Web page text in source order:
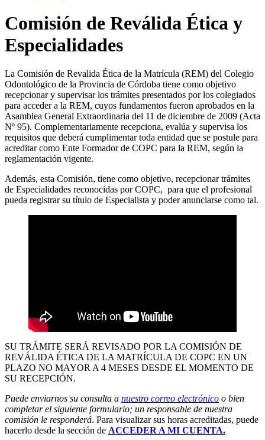
Comisión de Reválida Ética y
Especialidades
La Comisión de Revalida Ética de la Matrícula (REM) del Colegio
Odontológico de la Provincia de Córdoba tiene como objetivo
recepcionar y supervisar los trámites presentados por los colegiados
para acceder a la REM, cuyos fundamentos fueron aprobados en la
Asamblea General Extraordinaria del 11 de diciembre de 2009 (Acta
Nº 95). Complementariamente recepciona, evalúa y supervisa los
requisitos que deberá cumplimentar toda entidad que se postule para
acreditar como Ente Formador de COPC para la REM, según la
reglamentación vigente.
Además, esta Comisión, tiene como objetivo, recepcionar trámites
de Especialidades reconocidas por COPC, para que el profesional
pueda registrar su título de Especialista y poder anunciarse como tal.
SU TRÁMITE SERÁ REVISADO POR LA COMISIÓN DE
REVÁLIDA ÉTICA DE LA MATRÍCULA DE COPC EN UN
PLAZO NO MAYOR A 4 MESES DESDE EL MOMENTO DE
SU RECEPCIÓN.
Puede enviarnos su consulta a nuestro correo electrónico o bien
completar el siguiente formulario; un responsable de nuestra
comisión le responderá. Para visualizar sus horas acreditadas, puede
hacerlo desde la sección de ACCEDER A MI CUENTA.